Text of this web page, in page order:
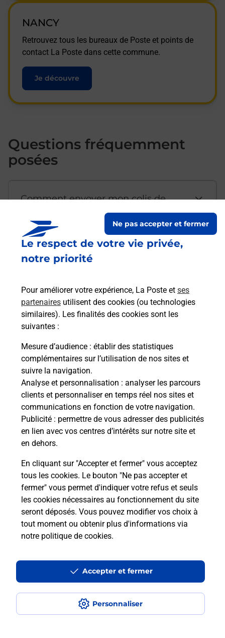
Le respect de votre vie privée,
notre priorité
Pour améliorer votre expérience, La Poste et ses
partenaires utilisent des cookies (ou technologies
similaires). Les finalités des cookies sont les
suivantes :
Mesure d’audience : établir des statistiques
complémentaires sur l’utilisation de nos sites et
suivre la navigation.
Analyse et personnalisation : analyser les parcours
clients et personnaliser en temps réel nos sites et
communications en fonction de votre navigation.
Publicité : permettre de vous adresser des publicités
en lien avec vos centres d’intérêts sur notre site et
en dehors.
En cliquant sur "Accepter et fermer" vous acceptez
tous les cookies. Le bouton "Ne pas accepter et
fermer" vous permet d'indiquer votre refus et seuls
les cookies nécessaires au fonctionnement du site
seront déposés. Vous pouvez modifier vos choix à
tout moment ou obtenir plus d'informations via
notre politique de cookies.
Personnaliser
Ne pas accepter et fermer
Accepter et fermer
NANCY
Retrouvez tous les bureaux de Poste et points de
contact La Poste dans cette commune.
Je découvre
Questions fréquemment
posées
Comment envoyer mon colis de
Est-il possible d’acheter un
emballage directement depuis un
Comment demander une
modification de livraison ?
Comment La Poste participe-t-elle
à votre sécurité au quotidien ?
Puis-je passer mon code de la route
avec La Poste et sous quelles
conditions ?
Localiser Liste Meurthe-et-Moselle CHAMPIGNEULLES
Accessibilité : partiellement conforme
Conditions contractuelles
Mentions légales